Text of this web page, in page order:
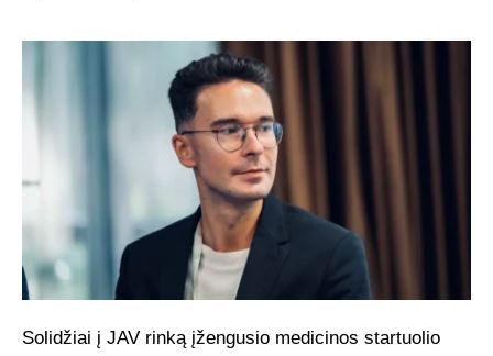
Solidžiai į JAV rinką įžengusio medicinos startuolio